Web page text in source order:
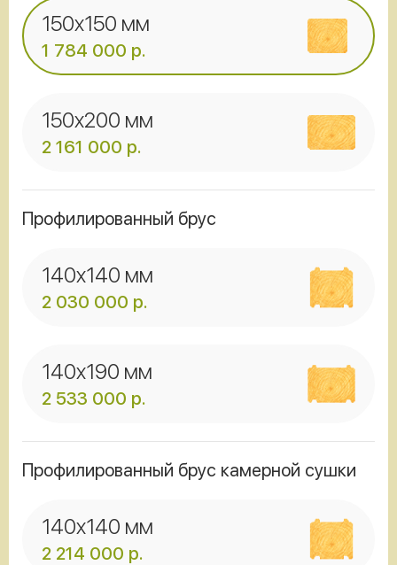
150x150 мм
1 784 000 р.
150x200 мм
2 161 000 р.
Профилированный брус
140x140 мм
2 030 000 р.
140x190 мм
2 533 000 р.
Профилированный брус камерной сушки
140x140 мм
2 214 000 р.